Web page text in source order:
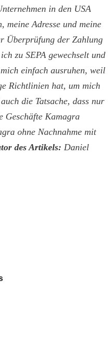
in den USA
meine Adresse und meine
Überprüfung der Zahlung
zu SEPA gewechselt und
einfach ausruhen, weil
Richtlinien hat, um mich
die Tatsache, dass nur
Geschäfte Kamagra
ohne Nachnahme mit
des Artikels: Daniel